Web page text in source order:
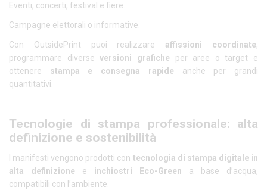
Eventi, concerti, festival e fiere.
Campagne elettorali o informative.
Con OutsidePrint puoi realizzare affissioni coordinate,
programmare diverseversioni grafiche per aree o target e
ottenere stampa e consegna rapide anche per grandi
quantitativi.
Tecnologie di stampa professionale: alta
definizione e sostenibilità
I manifesti vengono prodotti con tecnologia di stampa digitale in
alta definizione e inchiostri Eco-Green a base d’acqua,
compatibili con l’ambiente.